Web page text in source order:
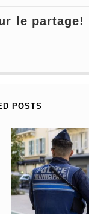
le partage!
POSTS